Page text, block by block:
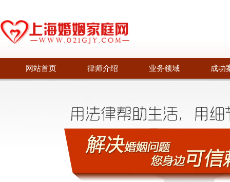
网站首页 律师介绍 业务领域 成功